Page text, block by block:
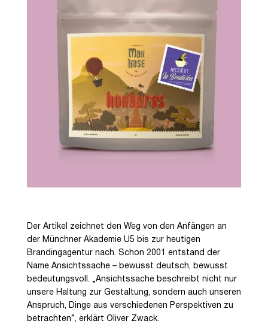
Der Artikel zeichnet den Weg von den Anfängen an
der Münchner Akademie U5 bis zur heutigen
Brandingagentur nach. Schon 2001 entstand der
Name Ansichtssache – bewusst deutsch, bewusst
bedeutungsvoll. „Ansichtssache beschreibt nicht nur
unsere Haltung zur Gestaltung, sondern auch unseren
Anspruch, Dinge aus verschiedenen Perspektiven zu
betrachten“, erklärt Oliver Zwack.